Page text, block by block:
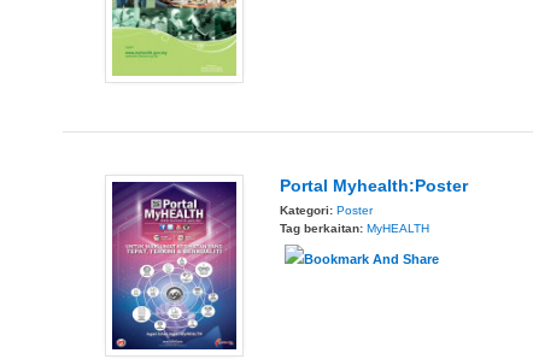
Portal Myhealth:Poster
Kategori: Poster
Tag berkaitan: MyHEALTH